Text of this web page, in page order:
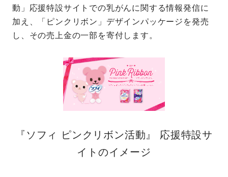
動」応援特設サイトでの乳がんに関する情報発信に
加え、「ピンクリボン」デザインパッケージを発売
し、その売上金の一部を寄付します。
『ソフィ ピンクリボン活動』 応援特設サ
イトのイメージ